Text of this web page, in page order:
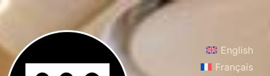
English
Français